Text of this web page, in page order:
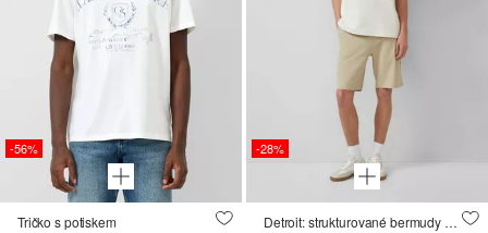
-56%
Tričko s potiskem
-28%
Detroit: strukturované bermudy s volnějším střihem Relaxed Fit